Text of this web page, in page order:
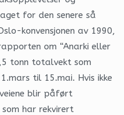
for den senere så
konvensjonen av 1990,
om “Anarki eller
tonn totalvekt som
til 15.mai. Hvis ikke
blir påført
har rekvirert